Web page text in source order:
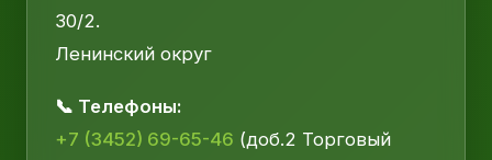
30/2.
Ленинский округ
📞 Телефоны:
+7 (3452) 69-65-46 (доб.2 Торговый